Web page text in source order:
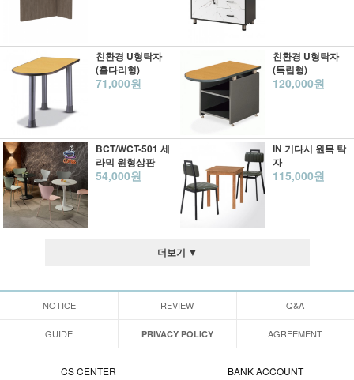
친환경 U형탁자
(홀다리형)
71,000원
친환경 U형탁자
(독립형)
120,000원
BCT/WCT-501 세
라믹 원형상판
54,000원
IN 기다시 원목 탁
자
115,000원
더보기 ▼
NOTICE REVIEW Q&A
GUIDE PRIVACY POLICY AGREEMENT
CS CENTER BANK ACCOUNT